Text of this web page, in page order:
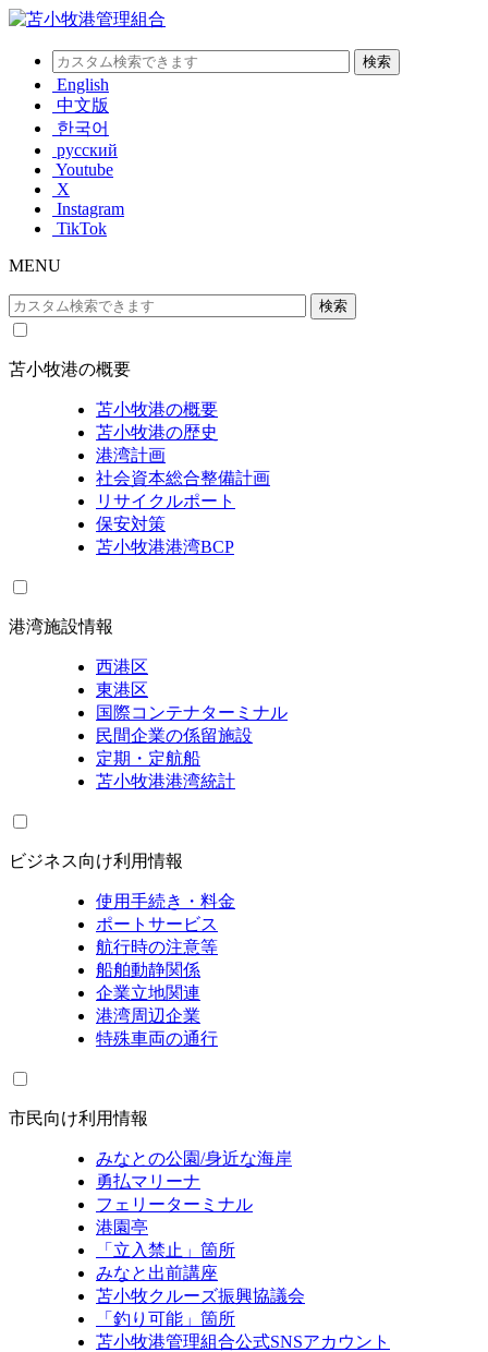
English
中文版
한국어
русский
Youtube
X
Instagram
TikTok
MENU
苫小牧港の概要
苫小牧港の概要
苫小牧港の歴史
港湾計画
社会資本総合整備計画
リサイクルポート
保安対策
苫小牧港港湾BCP
港湾施設情報
西港区
東港区
国際コンテナターミナル
民間企業の係留施設
定期・定航船
苫小牧港港湾統計
ビジネス向け利用情報
使用手続き・料金
ポートサービス
航行時の注意等
船舶動静関係
企業立地関連
港湾周辺企業
特殊車両の通行
市民向け利用情報
みなとの公園/身近な海岸
勇払マリーナ
フェリーターミナル
港園亭
「立入禁止」箇所
みなと出前講座
苫小牧クルーズ振興協議会
「釣り可能」箇所
苫小牧港管理組合公式SNSアカウント